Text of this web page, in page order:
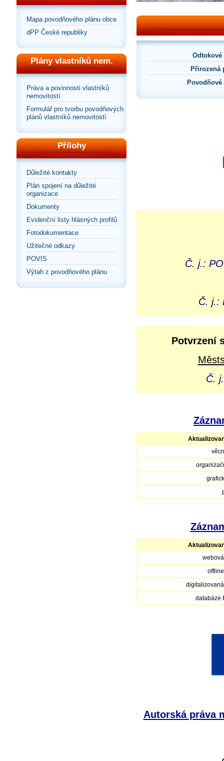
Mapa povodňového plánu obce
dPP České republiky
Plány vlastníků nem.
Práva a povinnosti vlastníků
nemovitostí
Formulář pro tvorbu povodňových
plánů vlastníků nemovitostí
Přílohy
Důležité kontakty
Plán spojení na důležité
organizace
Dokumenty
Evidenční listy hlásných profilů
Fotodokumentace
Užitečné odkazy
POVIS
Výtah z povodňového plánu
Odtokové
Přirozená
Č. j.:
Č. j.:
Potvrzení
Č.
databáze
Autorská práva